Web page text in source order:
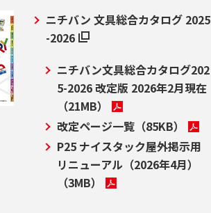
ニチバン 文具総合カタログ 2025
-2026
ニチバン文具総合カタログ202
5-2026 改定版 2026年2月現在
（21MB）
改定ページ一覧（85KB）
P25 ナイスタック屋外掲示用
リニューアル（2026年4月）
（3MB）